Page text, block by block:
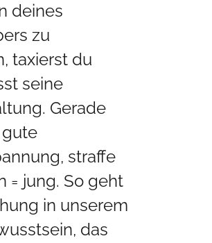
deines
zu
taxierst du
seine
Gerade
straffe
= jung. So geht
in unserem
das